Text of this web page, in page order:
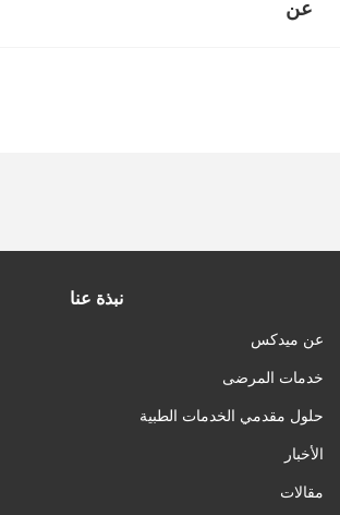
عن
نبذة عنا
عن ميدكس
خدمات المرضى
حلول مقدمي الخدمات الطبية
الأخبار
مقالات